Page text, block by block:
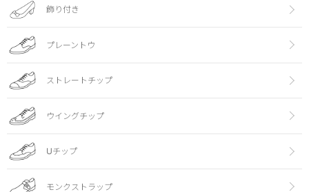
飾り付き
プレーントウ
ストレートチップ
ウイングチップ
Uチップ
モンクストラップ